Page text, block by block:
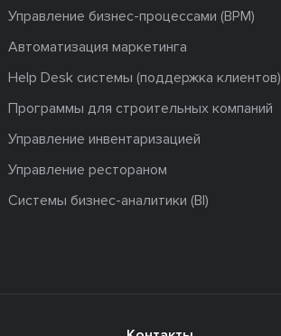
Управление бизнес-процессами (BPM)
Автоматизация маркетинга
Help Desk системы (поддержка клиентов)
Программы для строительных компаний
Управление инвентаризацией
Управление рестораном
Системы бизнес-аналитики (BI)